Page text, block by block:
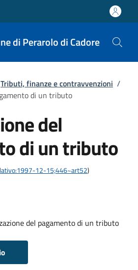
di Perarolo di Cadore
Tributi, finanze e contravvenzioni /
di un tributo
del
di un tributo
12-15;446~art52)
del pagamento di un tributo